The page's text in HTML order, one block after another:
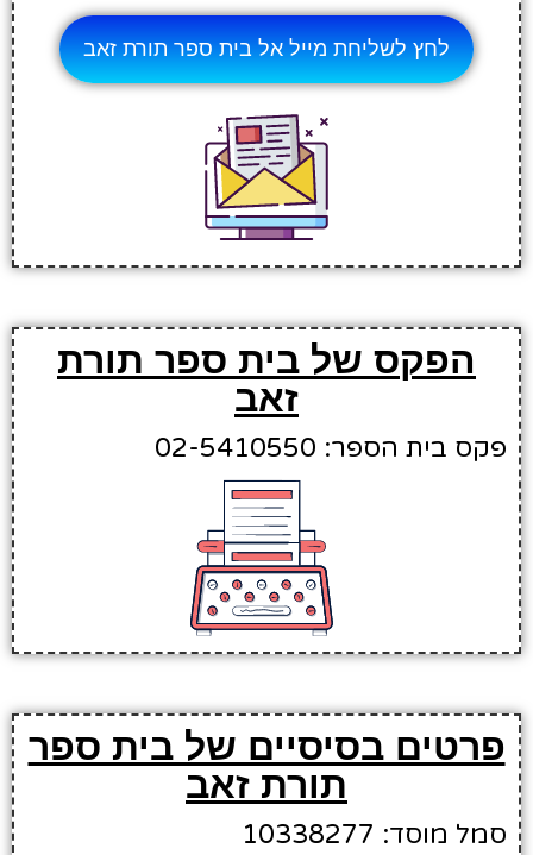
לחץ לשליחת מייל אל בית ספר תורת זאב
הפקס של בית ספר תורת
זאב
פקס בית הספר: 02-5410550
פרטים בסיסיים של בית ספר
תורת זאב
סמל מוסד: 10338277